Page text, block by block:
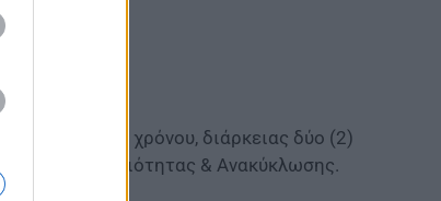
ορισμένου χρόνου, διάρκειας δύο (2)
Δ/νσης Καθαριότητας & Ανακύκλωσης.